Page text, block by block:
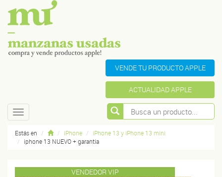
VENDE TU PRODUCTO APPLE
ACTUALIDAD APPLE
Toggle
navigation
Estás en iPhone
iPhone 13 y iPhone 13 mini
iphone 13 NUEVO + garantia
VENDEDOR VIP